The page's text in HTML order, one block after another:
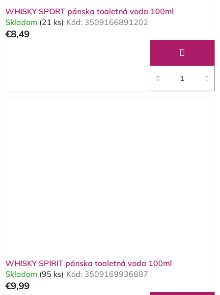
WHISKY SPORT pánska toaletná voda 100ml
Skladom (21 ks) Kód: 3509166891202
€8,49
WHISKY SPIRIT pánska toaletná voda 100ml
Skladom (95 ks) Kód: 3509169936887
€9,99